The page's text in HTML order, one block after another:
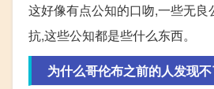
这好像有点公知的口吻,一些无
抗,这些公知都是些什么东西。
为什么哥伦布之前的人发现